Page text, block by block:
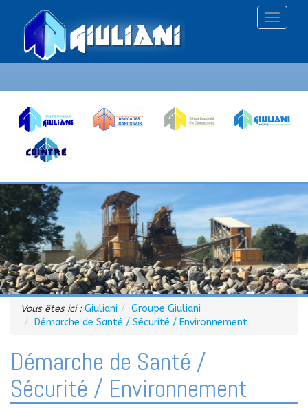
Afficher
le
Vous êtes ici :Giuliani
Groupe Giuliani
Démarche de Santé / Sécurité / Environnement
Démarche de Santé /
Sécurité / Environnement